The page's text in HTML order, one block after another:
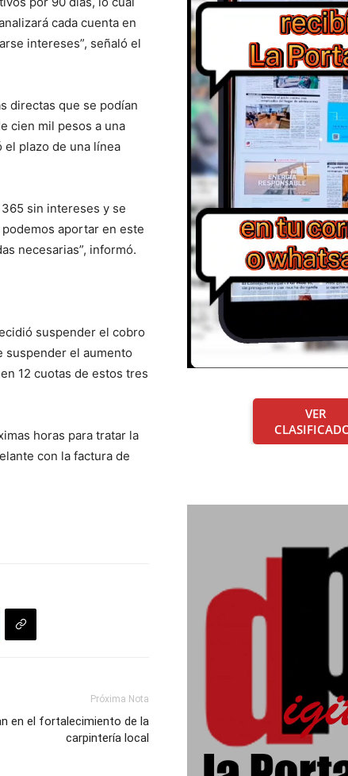
cada cuenta en
intereses”, señaló el
directas que se podían
cien mil pesos a una
el plazo de una línea
365 sin intereses y se
aportar en este
necesarias”, informó.
suspender el cobro
suspender el aumento
12 cuotas de estos tres
horas para tratar la
con la factura de
Próxima Nota
en el fortalecimiento de la
carpintería local
VER